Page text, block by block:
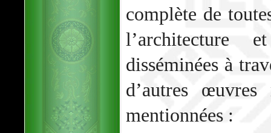
complète de
l’architecture
disséminées à
d’autres œuvres
mentionnées :